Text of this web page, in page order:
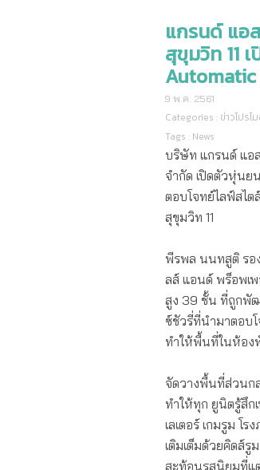
แกรนด์ แอ
สุขุมวิท 11
Automatic
9 พ.ค. 2561
Categories : ข่าวโปรโ
Tags : News
บริษัท แกรนด์ แอ
จำกัด เปิดตัวหุ่นย
ตอบโจทย์ไลฟ์สไ
สุขุมวิท 11
พีรพล นนทสูติ รอ
ลส์ แอนด์ พร็อพเพ
สูง 39 ชั้น ที่ถูกพัฒ
ซ์ชัวรี่ที่นำมาตอบโ
ทำให้พื้นที่ในห้อง
จัดวางพื้นที่ส่วนก
ทำให้ทุก ยูนิตรู้สึก
เลเตอร์ เกมรูม โ
เติมเต็มด้วยคิดส์รู
สะท้อนรสนิยมที่แ